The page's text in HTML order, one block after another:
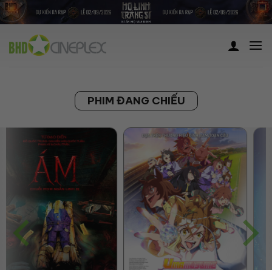
Skip
to
content
PHIM ĐANG CHIẾU